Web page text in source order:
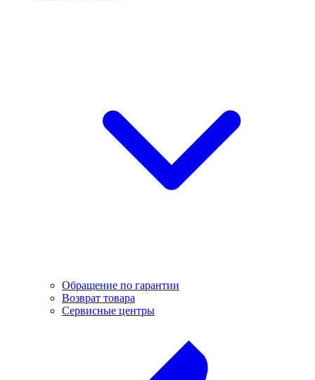
Обращение по гарантии
Возврат товара
Сервисные центры